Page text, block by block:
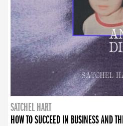
SATCHEL HART
HOW TO SUCCEED IN BUSINESS AND